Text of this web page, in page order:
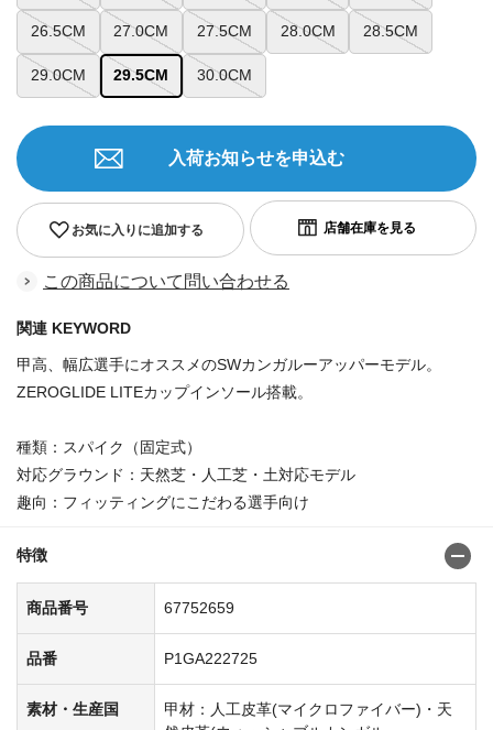
26.5CM 27.0CM 27.5CM 28.0CM 28.5CM
29.0CM 29.5CM 30.0CM
お気に入りに追加する
入荷お知らせを申込む
この商品について問い合わせる
関連 KEYWORD
甲高、幅広選手にオススメのSWカンガルーアッパーモデル。
ZEROGLIDE LITEカップインソール搭載。
種類：スパイク（固定式）
対応グラウンド：天然芝・人工芝・土対応モデル
趣向：フィッティングにこだわる選手向け
特徴
商品番号 67752659
品番 P1GA222725
素材・生産国
甲材：人工皮革(マイクロファイバー)・天